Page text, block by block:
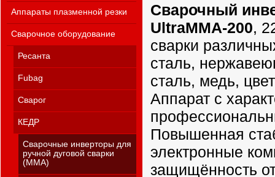
Аппараты плазменной резки
Сварочное оборудование
Ресанта
Fubag
Сварог
КЕДР
Сварочные инверторы для
ручной дуговой сварки
(MMA)
Сварочный
UltraММА-200,
сварки
сталь,
сталь, медь,
Аппарат с
Повышенная
электронные
защищённость